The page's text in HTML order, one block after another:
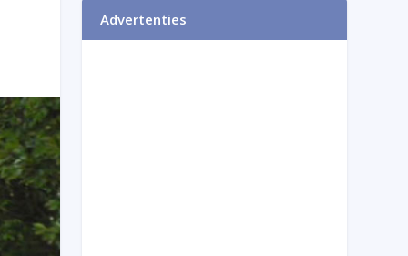
Advertenties